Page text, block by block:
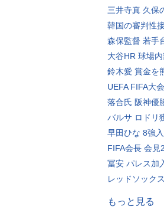
三井寺真 久保
韓国の審判性
森保監督 若手
大谷HR 球場
鈴木愛 賞金を
UEFA FIFA大
落合氏 阪神優
バルサ ロドリ
早田ひな 8強
FIFA会長 会見
冨安 パレス加
レッドソック
もっと見る